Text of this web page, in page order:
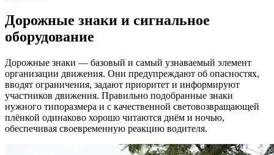
Дорожные знаки и сигнальное
оборудование
Дорожные знаки — базовый и самый узнаваемый элемент
организации движения. Они предупреждают об опасностях,
вводят ограничения, задают приоритет и информируют
участников движения. Правильно подобранные знаки
нужного типоразмера и с качественной световозвращающей
плёнкой одинаково хорошо читаются днём и ночью,
обеспечивая своевременную реакцию водителя.